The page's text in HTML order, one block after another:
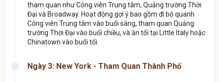
tham quan như Công viên Trung tâm, Quảng trường Thời
Đại và Broadway. Hoạt động gợi ý bao gồm đi bộ quanh
Công viên Trung tâm vào buổi sáng, tham quan Quảng
trường Thời Đại vào buổi chiều, và ăn tối tại Little Italy hoặc
Chinatown vào buổi tối.
Ngày 3: New York - Tham Quan Thành Phố